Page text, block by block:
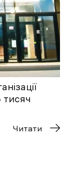
Читати